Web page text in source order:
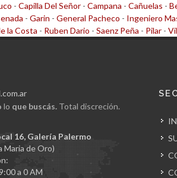
- Capilla Del Señor - Campana - Cañuelas -
- Garin - General Pacheco - Ingeniero
la Costa - Ruben Dario - Saenz Peña - Pilar -
lo que buscás. Total discreción.
16, Galería Palermo
Maria de Oro)
a 0 AM